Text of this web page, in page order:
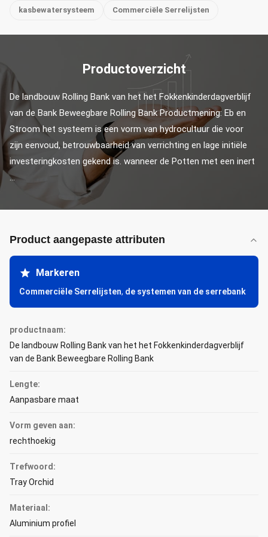
kasbewatersysteem Commerciële Serrelijsten
Productoverzicht
De landbouw Rolling Bank van het het Fokkenkinderdagverblijf
van de Bank Beweegbare Rolling Bank Productmening: Eb en
Stroom het systeem is een vorm van hydrocultuur die voor
zijn eenvoud, betrouwbaarheid van verrichting en lage initiële
investeringkosten gekend is. wanneer de Potten met een inert
...
Product aangepaste attributen
Markeren
Commerciële Serrelijsten, de systemen van de serrebank
productnaam:
De landbouw Rolling Bank van het het Fokkenkinderdagverblijf
van de Bank Beweegbare Rolling Bank
Lengte:
Aanpasbare maat
Vorm geven aan:
rechthoekig
Trefwoord:
Tray Orchid
Materiaal:
Aluminium profiel